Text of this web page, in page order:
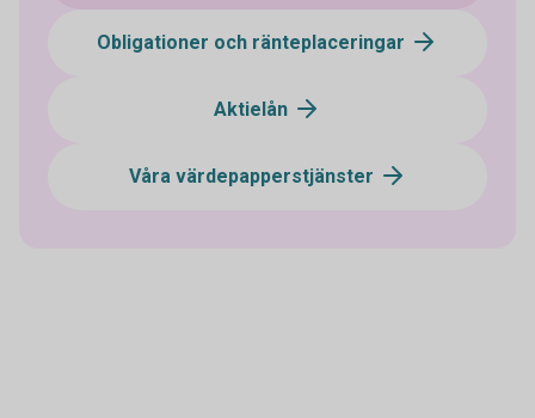
Obligationer och ränteplaceringar
Aktielån
Våra värdepapperstjänster